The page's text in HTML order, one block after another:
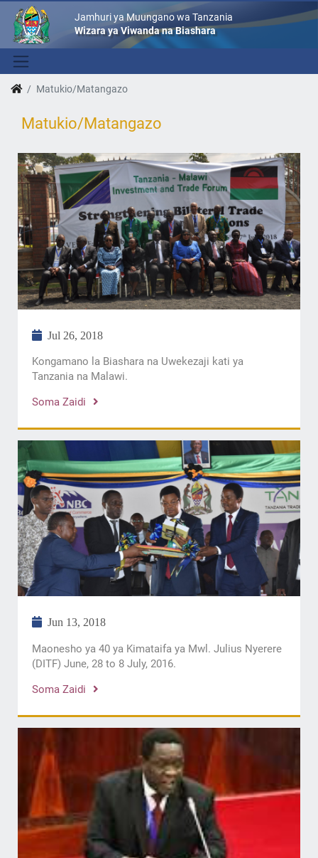
Jamhuri ya Muungano wa Tanzania
Wizara ya Viwanda na Biashara
Matukio/Matangazo
Matukio/Matangazo
Jul 26, 2018
Kongamano la Biashara na Uwekezaji kati ya
Tanzania na Malawi.
Soma Zaidi
Jun 13, 2018
Maonesho ya 40 ya Kimataifa ya Mwl. Julius Nyerere
(DITF) June, 28 to 8 July, 2016.
Soma Zaidi